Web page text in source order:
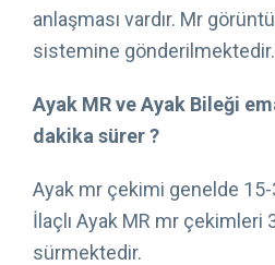
anlaşması vardır. Mr
sistemine gönderilmektedir.
Ayak MR ve Ayak Bileği
dakika sürer ?
Ayak mr çekimi genelde 15-
İlaçlı Ayak MR mr çekimleri
sürmektedir.